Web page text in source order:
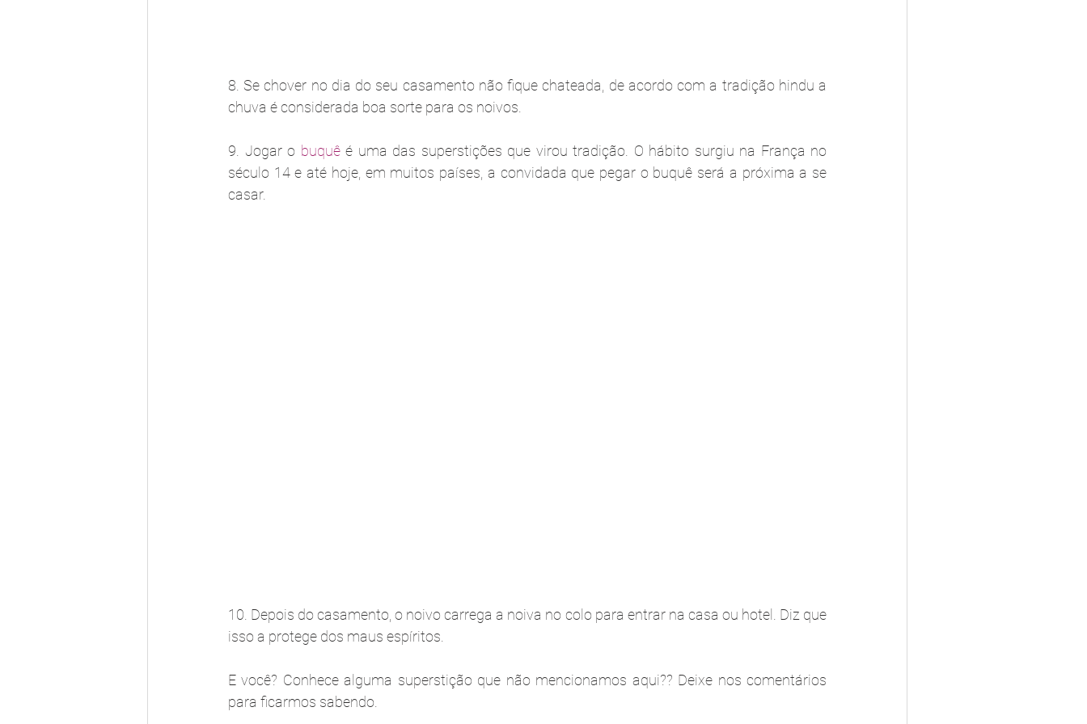
8. Se chover no dia do seu casamento não fique chateada, de acordo com a tradição hindu a
chuva é considerada boa sorte para os noivos.
9. Jogar o buquê é uma das superstições que virou tradição. O hábito surgiu na França no
século 14 e até hoje, em muitos países, a convidada que pegar o buquê será a próxima a se
casar.
10. Depois do casamento, o noivo carrega a noiva no colo para entrar na casa ou hotel. Diz que
isso a protege dos maus espíritos.
E você? Conhece alguma superstição que não mencionamos aqui?? Deixe nos comentários
para ficarmos sabendo.